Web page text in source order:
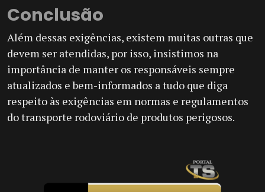
Conclusão
Além dessas exigências, existem muitas outras que
devem ser atendidas, por isso, insistimos na
importância de manter os responsáveis sempre
atualizados e bem-informados a tudo que diga
respeito às exigências em normas e regulamentos
do transporte rodoviário de produtos perigosos.